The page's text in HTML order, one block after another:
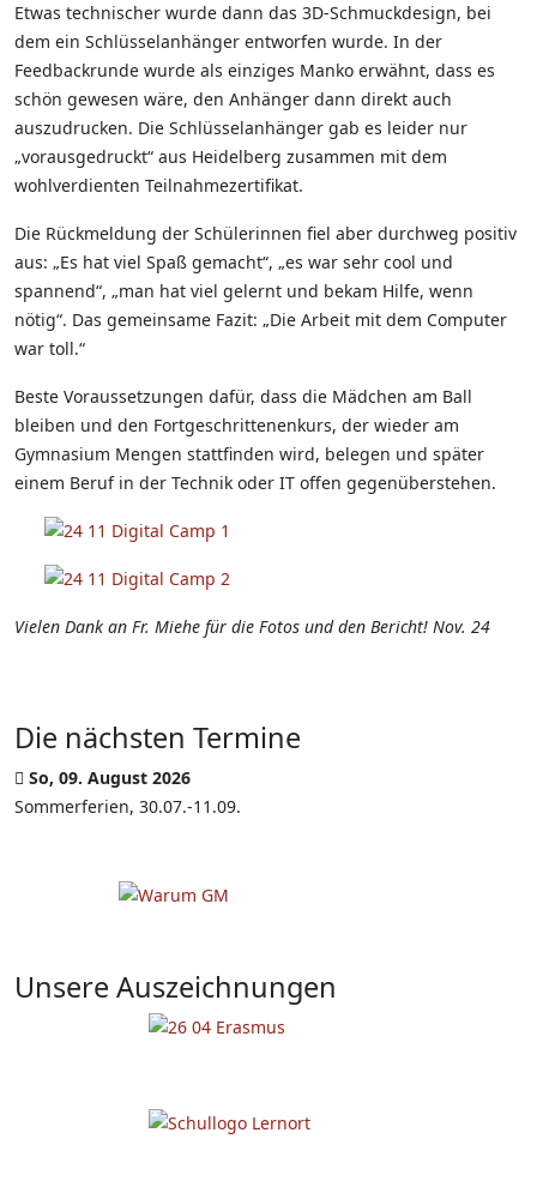
Etwas technischer wurde dann das 3D-Schmuckdesign, bei
dem ein Schlüsselanhänger entworfen wurde. In der
Feedbackrunde wurde als einziges Manko erwähnt, dass es
schön gewesen wäre, den Anhänger dann direkt auch
auszudrucken. Die Schlüsselanhänger gab es leider nur
„vorausgedruckt“ aus Heidelberg zusammen mit dem
wohlverdienten Teilnahmezertifikat.
Die Rückmeldung der Schülerinnen fiel aber durchweg positiv
aus: „Es hat viel Spaß gemacht“, „es war sehr cool und
spannend“, „man hat viel gelernt und bekam Hilfe, wenn
nötig“. Das gemeinsame Fazit: „Die Arbeit mit dem Computer
war toll.“
Beste Voraussetzungen dafür, dass die Mädchen am Ball
bleiben und den Fortgeschrittenenkurs, der wieder am
Gymnasium Mengen stattfinden wird, belegen und später
einem Beruf in der Technik oder IT offen gegenüberstehen.
Vielen Dank an Fr. Miehe für die Fotos und den Bericht! Nov. 24
Die nächsten Termine
So, 09. August 2026
Sommerferien, 30.07.-11.09.
Unsere Auszeichnungen